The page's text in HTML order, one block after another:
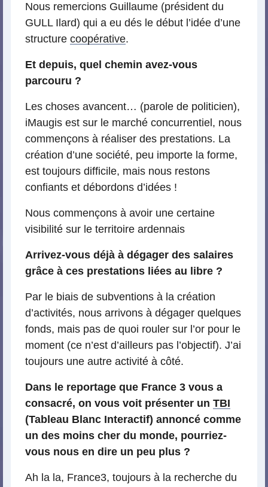
Nous remercions Guillaume (président du
GULL Ilard) qui a eu dés le début l’idée d’une
structure coopérative.
Et depuis, quel chemin avez-vous
parcouru ?
Les choses avancent… (parole de politicien),
iMaugis est sur le marché concurrentiel, nous
commençons à réaliser des prestations. La
création d’une société, peu importe la forme,
est toujours difficile, mais nous restons
confiants et débordons d’idées !
Nous commençons à avoir une certaine
visibilité sur le territoire ardennais
Arrivez-vous déjà à dégager des salaires
grâce à ces prestations liées au libre ?
Par le biais de subventions à la création
d’activités, nous arrivons à dégager quelques
fonds, mais pas de quoi rouler sur l’or pour le
moment (ce n’est d’ailleurs pas l’objectif). J’ai
toujours une autre activité à côté.
Dans le reportage que France 3 vous a
consacré, on vous voit présenter un TBI
(Tableau Blanc Interactif) annoncé comme
un des moins cher du monde, pourriez-
vous nous en dire un peu plus ?
Ah la la, France3, toujours à la recherche du